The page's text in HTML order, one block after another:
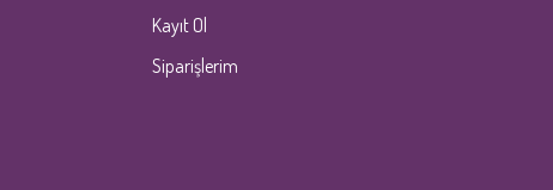
Kayıt Ol
Siparişlerim